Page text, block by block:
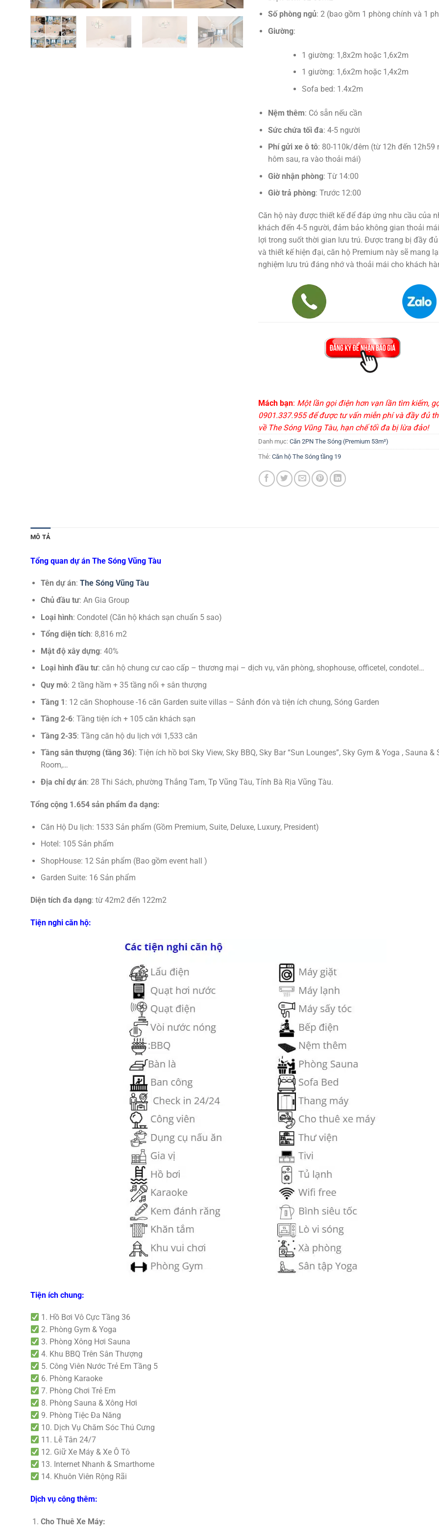
Số phòng ngủ: 2 (bao gồm 1 phòng chính và 1
Giường:
1 giường: 1,8x2m hoặc 1,6x2m
1 giường: 1,6x2m hoặc 1,4x2m
Sofa bed: 1.4x2m
Nệm thêm: Có sẵn nếu cần
Sức chứa tối đa: 4-5 người
Phí gửi xe ô tô: 80-110k/đêm (từ 12h đến 12h59
hôm sau, ra vào thoải mái)
Giờ nhận phòng: Từ 14:00
Giờ trả phòng: Trước 12:00
Căn hộ này được thiết kế để đáp ứng nhu cầu của
khách đến 4-5 người, đảm bảo không gian thoải
lợi trong suốt thời gian lưu trú. Được trang bị đầy
và thiết kế hiện đại, căn hộ Premium này sẽ mang
nghiệm lưu trú đáng nhớ và thoải mái cho khách
Mách bạn: Một lần gọi điện hơn vạn lần tìm kiếm,
0901.337.955 để được tư vấn miễn phí và đầy đủ
về The Sóng Vũng Tàu, hạn chế tối đa bị lừa đảo!
Danh mục: Căn 2PN The Sóng (Premium 53m²)
Thẻ: Căn hộ The Sóng tầng 19
MÔ TẢ
Tổng quan dự án The Sóng Vũng Tàu
Tên dự án: The Sóng Vũng Tàu
Chủ đầu tư: An Gia Group
Loại hình: Condotel (Căn hộ khách sạn chuẩn 5 sao)
Tổng diện tích: 8,816 m2
Mật độ xây dựng: 40%
Loại hình đầu tư: căn hộ chung cư cao cấp – thương mại – dịch vụ, văn phòng, shophouse, officetel, condotel…
Quy mô: 2 tầng hầm + 35 tầng nổi + sân thượng
Tầng 1: 12 căn Shophouse -16 căn Garden suite villas – Sảnh đón và tiện ích chung, Sóng Garden
Tầng 2-6: Tầng tiện ích + 105 căn khách sạn
Tầng 2-35: Tầng căn hộ du lịch với 1,533 căn
Tầng sân thượng (tầng 36): Tiện ích hồ bơi Sky View, Sky BBQ, Sky Bar “Sun Lounges”, Sky Gym & Yoga , Sauna &
Room,…
Địa chỉ dự án: 28 Thi Sách, phường Thắng Tam, Tp Vũng Tàu, Tỉnh Bà Rịa Vũng Tàu.
Tổng cộng 1.654 sản phẩm đa dạng:
Căn Hộ Du lịch: 1533 Sản phẩm (Gồm Premium, Suite, Deluxe, Luxury, President)
Hotel: 105 Sản phẩm
ShopHouse: 12 Sản phẩm (Bao gồm event hall )
Garden Suite: 16 Sản phẩm
Diện tích đa dạng: từ 42m2 đến 122m2
Tiện nghi căn hộ:
Tiện ích chung:
1. Hồ Bơi Vô Cực Tầng 36
2. Phòng Gym & Yoga
3. Phòng Xông Hơi Sauna
4. Khu BBQ Trên Sân Thượng
5. Công Viên Nước Trẻ Em Tầng 5
6. Phòng Karaoke
7. Phòng Chơi Trẻ Em
8. Phòng Sauna & Xông Hơi
9. Phòng Tiệc Đa Năng
10. Dịch Vụ Chăm Sóc Thú Cưng
11. Lễ Tân 24/7
12. Giữ Xe Máy & Xe Ô Tô
13. Internet Nhanh & Smarthome
14. Khuôn Viên Rộng Rãi
Dịch vụ công thêm:
Cho Thuê Xe Máy: